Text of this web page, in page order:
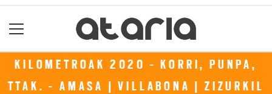
KILOMETROAK 2020 - KORRI, PUNPA,
TTAK. - AMASA | VILLABONA | ZIZURKIL